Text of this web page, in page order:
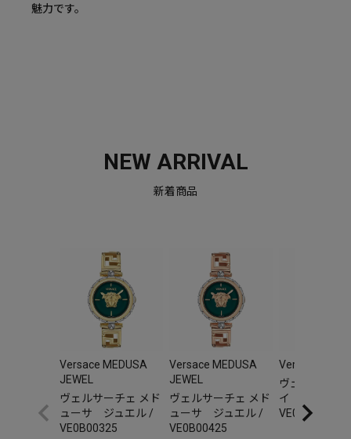
魅力です。
NEW ARRIVAL
新着商品
Versace MEDUSA
JEWEL
ヴェルサーチェ メド
ューサ ジュエル /
VE0B00325
Versace MEDUSA
JEWEL
ヴェルサーチェ メド
ューサ ジュエル /
VE0B00425
Versace V-
ヴェルサーチ
イ オーリア /
VE0F00325